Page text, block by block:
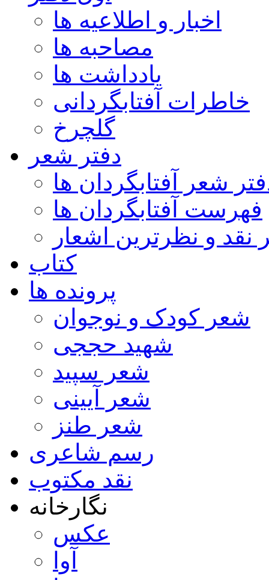
اخبار و اطلاعیه ها
مصاحبه ها
یادداشت ها
خاطرات آفتابگردانی
گلچرخ
دفتر شعر
شعر آفتابگردان ها
فهرست آفتابگردان ها
نقد و نظرترین اشعار
کتاب
پرونده ها
شعر کودک و نوجوان
شهید حججی
شعر سپید
شعر آیینی
شعر طنز
رسم شاعری
نقد مکتوب
نگارخانه
عکس
آوا